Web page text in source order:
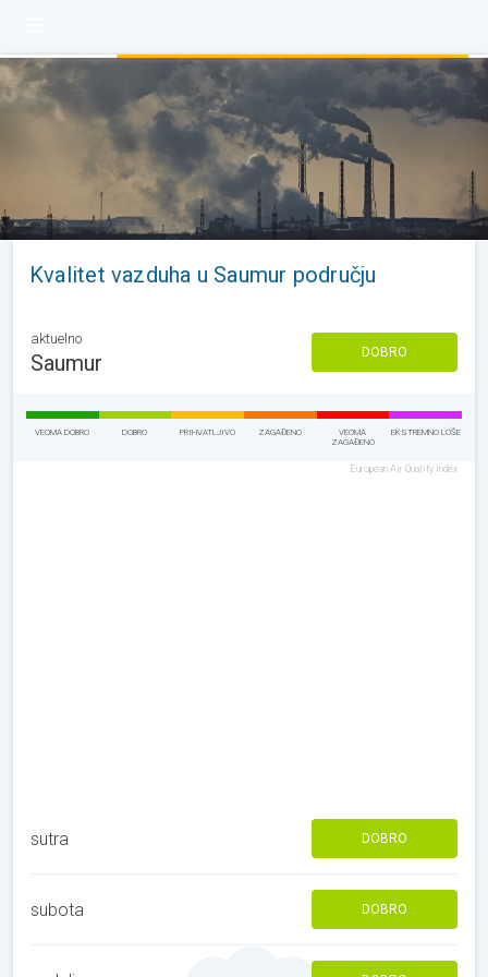
Kvalitet vazduha u Saumur području
aktuelno
Saumur DOBRO
VEOMA DOBRO DOBRO PRIHVATLJIVO ZAGAĐENO
VEOMA
ZAGAĐENO
EKSTREMNO LOŠE
European Air Quality Index
sutra DOBRO
subota DOBRO